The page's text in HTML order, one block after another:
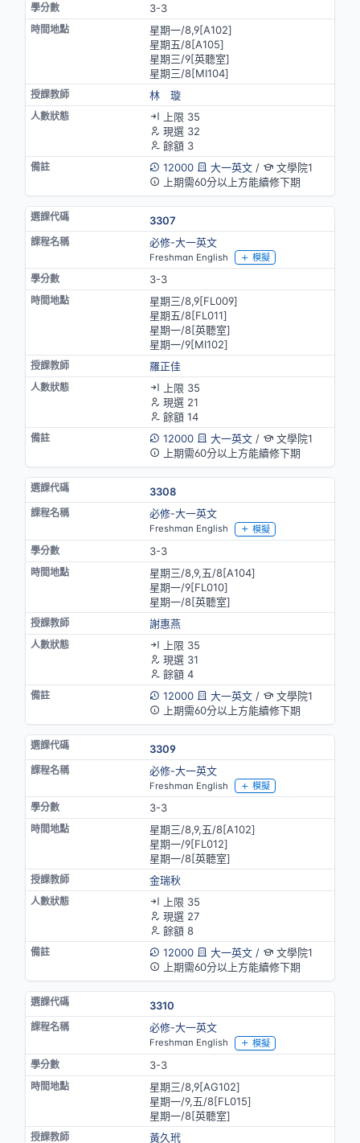
3-3
星期一/8,9[A102]
星期五/8[A105]
星期三/9[英聽室]
星期三/8[MⅠ104]
林 璇
上限 35
現選 32
餘額 3
12000
大一英文/
文學院1
上期需60分以上方能續修下期
3307
必修-大一英文
Freshman English 模擬
3-3
星期三/8,9[FL009]
星期五/8[FL011]
星期一/8[英聽室]
星期一/9[MⅠ102]
羅正佳
上限 35
現選 21
餘額 14
12000
大一英文/
文學院1
上期需60分以上方能續修下期
3308
必修-大一英文
Freshman English 模擬
3-3
星期三/8,9,五/8[A104]
星期一/9[FL010]
星期一/8[英聽室]
謝惠燕
上限 35
現選 31
餘額 4
12000
大一英文/
文學院1
上期需60分以上方能續修下期
3309
必修-大一英文
Freshman English 模擬
3-3
星期三/8,9,五/8[A102]
星期一/9[FL012]
星期一/8[英聽室]
金瑞秋
上限 35
現選 27
餘額 8
12000
大一英文/
文學院1
上期需60分以上方能續修下期
3310
必修-大一英文
Freshman English 模擬
3-3
星期三/8,9[AG102]
星期一/9,五/8[FL015]
星期一/8[英聽室]
黃久玳